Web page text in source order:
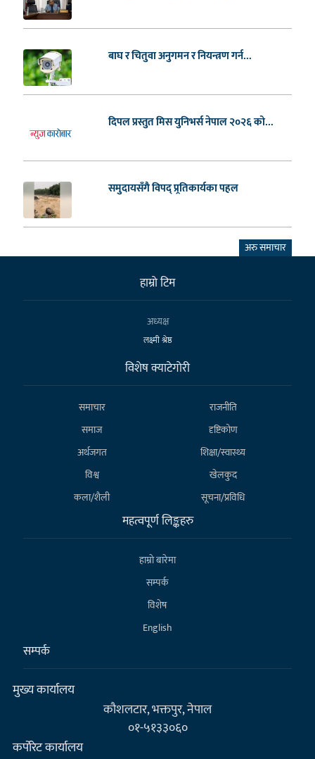
बाघ र चितुवा अनुगमन र नियन्त्रण गर्न...
दिपल प्रस्तुत मिस युनिभर्स नेपाल २०२६ को...
समुदायसँगै विपद् प्र्रतिकार्यका पहल
अरु समाचार
हाम्राे टिम
अध्यक्ष
लक्ष्मी श्रेष्ठ
विशेष क्याटेगाेरी
समाचार
राजनीति
समाज
दृष्टिकोण
अर्थजगत
शिक्षा/स्वास्थ्य
विश्व
खेलकुद
कला/शैली
सूचना/प्रविधि
महत्वपूर्ण लिङ्कहरु
हाम्राे बारेमा
सम्पर्क
विशेष
English
सम्पर्क
मुख्य कार्यालय
कौशलटार, भक्तपुर, नेपाल
०१-५१३३०६०
कर्पाेरेट कार्यालय